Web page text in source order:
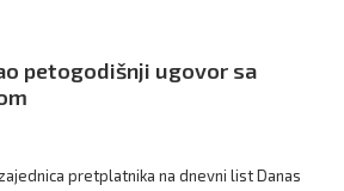
petogodišnji ugovor sa
pretplatnika na dnevni list Danas